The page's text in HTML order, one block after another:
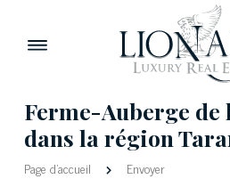
Ferme-Auberge de
dans la région
Page d'accueil Envoyer